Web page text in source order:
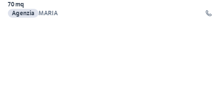
70 mq
Agenzia MARIA